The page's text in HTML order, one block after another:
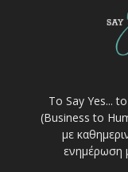
Το Say Yes...
(Business to
με
ενημέρωση